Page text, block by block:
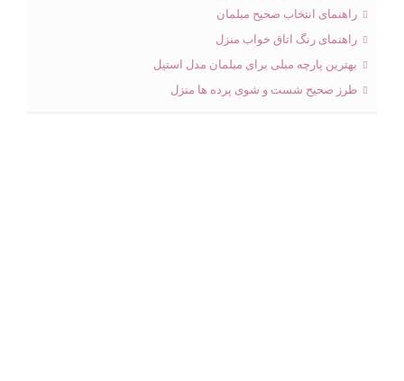
راهنمای انتخاب صحیح مبلمان
راهنمای رنگ اتاق خواب منزل
بهترین پارچه مبلی برای مبلمان مدل استیل
طرز صحیح شست و شوی پرده ها منزل